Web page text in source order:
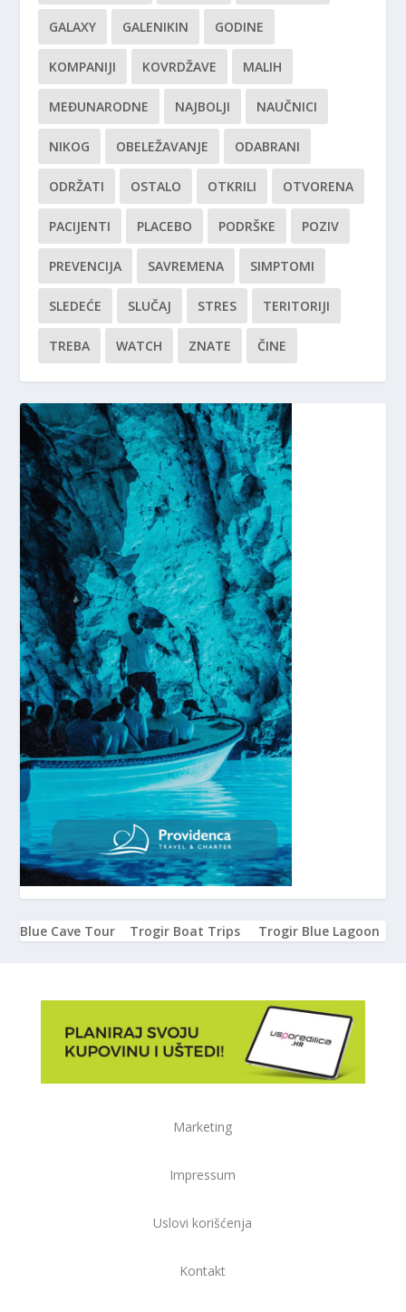
GALAXY GALENIKIN GODINE
KOMPANIJI KOVRDŽAVE MALIH
MEĐUNARODNE NAJBOLJI NAUČNICI
NIKOG OBELEŽAVANJE ODABRANI
ODRŽATI OSTALO OTKRILI OTVORENA
PACIJENTI PLACEBO PODRŠKE POZIV
PREVENCIJA SAVREMENA SIMPTOMI
SLEDEĆE SLUČAJ STRES TERITORIJI
TREBA WATCH ZNATE ČINE
Blue Cave Tour Trogir Boat Trips Trogir Blue Lagoon
Marketing
Impressum
Uslovi korišćenja
Kontakt